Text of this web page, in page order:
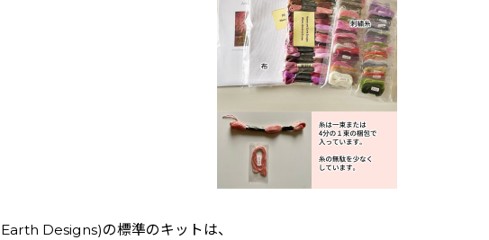
Designs)の標準のキットは、